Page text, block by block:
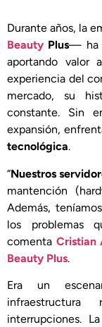
Durante años, la
Beauty Plus— ha
aportando valor
experiencia del
mercado, su
constante. Sin
expansión,
tecnológica.
“Nuestros
mantención
Además,
los problemas
comenta Cristian
Beauty Plus.
Era un
interrupciones.